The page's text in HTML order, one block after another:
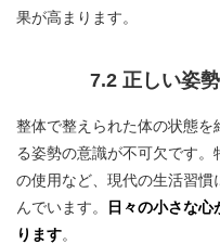
果が高まります。
7.2 正しい姿
整体で整えられた体の状態
る姿勢の意識が不可欠です
の使用など、現代の生活習
んでいます。
日々の小さな
ります。